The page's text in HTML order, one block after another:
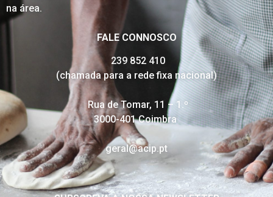
na área.
FALE CONNOSCO
239 852 410
(chamada para a rede fixa nacional)
Rua de Tomar, 11 – 1.º
3000-401 Coimbra
geral@acip.pt